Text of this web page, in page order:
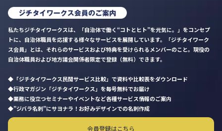
私たちジチタイワークスは、「自治体で働く“コトとヒト”を元気に。」をコンセプ
トに、自治体職員を応援する様々なサービスを展開しています。「ジチタイワーク
ス会員」とは、それらのサービスおよび特典を受けられるメンバーのこと。現役の
自治体職員および地方議会関係者限定で登録（無料）できます。
「ジチタイワークス民間サービス比較」で資料や比較表をダウンロード
行政マガジン「ジチタイワークス」を毎号無料でお届け
業務に役立つセミナーやイベントなど各種サービス情報のご案内
”ジバラ名刺”にサヨナラ！お好みデザインでの名刺作成
会員登録はこちら